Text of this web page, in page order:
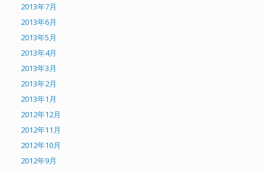
2013年7月
2013年6月
2013年5月
2013年4月
2013年3月
2013年2月
2013年1月
2012年12月
2012年11月
2012年10月
2012年9月